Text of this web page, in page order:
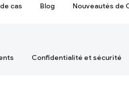
cas Blog Nouveautés de
Confidentialité et sécurité